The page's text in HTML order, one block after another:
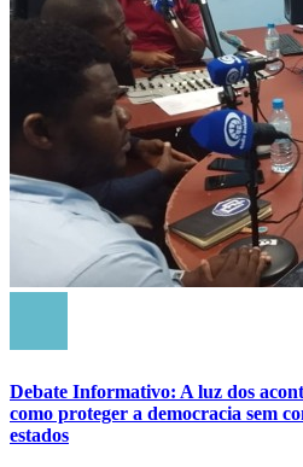
Debate Informativo: A luz dos
como proteger a democracia sem
estados